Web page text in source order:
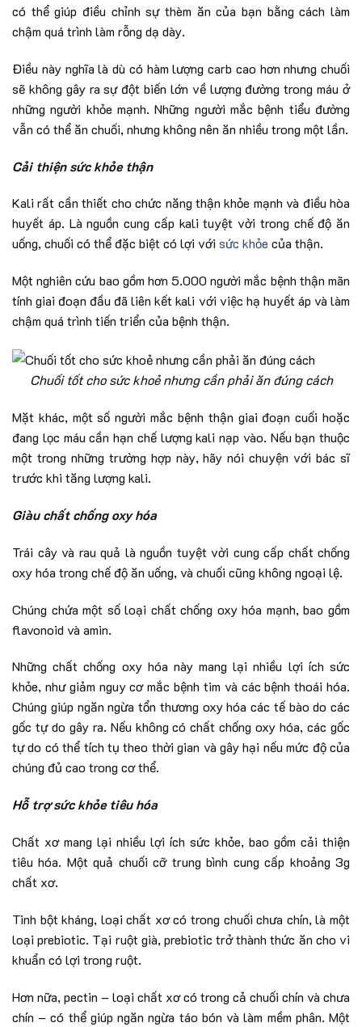
có thể giúp điều chỉnh sự thèm ăn của bạn bằng cách làm
chậm quá trình làm rỗng dạ dày.
Điều này nghĩa là dù có hàm lượng carb cao hơn nhưng chuối
sẽ không gây ra sự đột biến lớn về lượng đường trong máu ở
những người khỏe mạnh. Những người mắc bệnh tiểu đường
vẫn có thể ăn chuối, nhưng không nên ăn nhiều trong một lần.
Cải thiện sức khỏe thận
Kali rất cần thiết cho chức năng thận khỏe mạnh và điều hòa
huyết áp. Là nguồn cung cấp kali tuyệt vời trong chế độ ăn
uống, chuối có thể đặc biệt có lợi với sức khỏe của thận.
Một nghiên cứu bao gồm hơn 5.000 người mắc bệnh thận mãn
tính giai đoạn đầu đã liên kết kali với việc hạ huyết áp và làm
chậm quá trình tiến triển của bệnh thận.
Chuối tốt cho sức khoẻ nhưng cần phải ăn đúng cách
Mặt khác, một số người mắc bệnh thận giai đoạn cuối hoặc
đang lọc máu cần hạn chế lượng kali nạp vào. Nếu bạn thuộc
một trong những trường hợp này, hãy nói chuyện với bác sĩ
trước khi tăng lượng kali.
Giàu chất chống oxy hóa
Trái cây và rau quả là nguồn tuyệt vời cung cấp chất chống
oxy hóa trong chế độ ăn uống, và chuối cũng không ngoại lệ.
Chúng chứa một số loại chất chống oxy hóa mạnh, bao gồm
flavonoid và amin.
Những chất chống oxy hóa này mang lại nhiều lợi ích sức
khỏe, như giảm nguy cơ mắc bệnh tim và các bệnh thoái hóa.
Chúng giúp ngăn ngừa tổn thương oxy hóa các tế bào do các
gốc tự do gây ra. Nếu không có chất chống oxy hóa, các gốc
tự do có thể tích tụ theo thời gian và gây hại nếu mức độ của
chúng đủ cao trong cơ thể.
Hỗ trợ sức khỏe tiêu hóa
Chất xơ mang lại nhiều lợi ích sức khỏe, bao gồm cải thiện
tiêu hóa. Một quả chuối cỡ trung bình cung cấp khoảng 3g
chất xơ.
Tinh bột kháng, loại chất xơ có trong chuối chưa chín, là một
loại prebiotic. Tại ruột già, prebiotic trở thành thức ăn cho vi
khuẩn có lợi trong ruột.
Hơn nữa, pectin – loại chất xơ có trong cả chuối chín và chưa
chín – có thể giúp ngăn ngừa táo bón và làm mềm phân. Một